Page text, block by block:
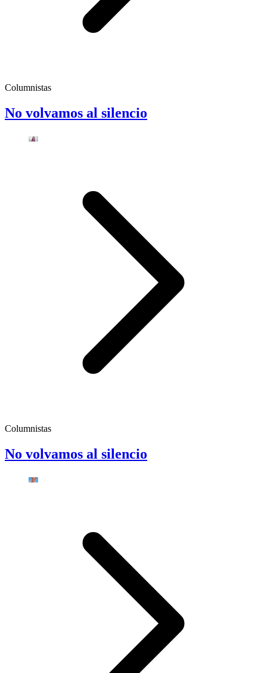
Columnistas
No volvamos al silencio
Columnistas
No volvamos al silencio